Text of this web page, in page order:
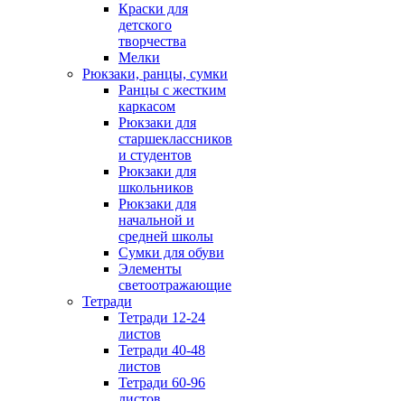
Краски для
детского
творчества
Мелки
Рюкзаки, ранцы, сумки
Ранцы с жестким
каркасом
Рюкзаки для
старшеклассников
и студентов
Рюкзаки для
школьников
Рюкзаки для
начальной и
средней школы
Сумки для обуви
Элементы
светоотражающие
Тетради
Тетради 12-24
листов
Тетради 40-48
листов
Тетради 60-96